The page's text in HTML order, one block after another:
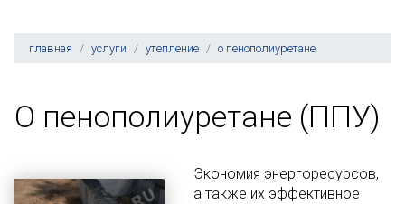
главная услуги утепление о пенополиуретане
О пенополиуретане (ППУ)
Экономия энергоресурсов,
а также их эффективное